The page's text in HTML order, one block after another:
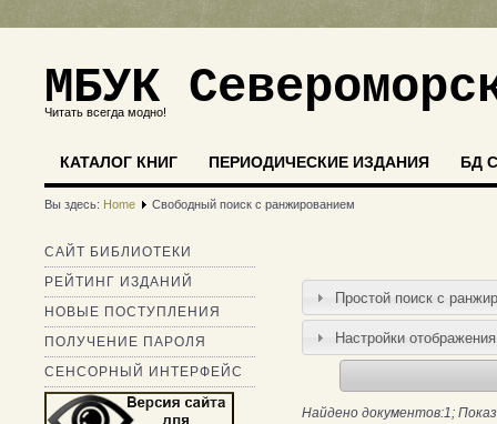
МБУК
Читать всегда модно!
КАТАЛОГ КНИГ ПЕРИОДИЧЕСКИЕ ИЗДАНИЯ БД
Вы здесь: Home Свободный поиск с ранжированием
САЙТ БИБЛИОТЕКИ
РЕЙТИНГ ИЗДАНИЙ
НОВЫЕ ПОСТУПЛЕНИЯ
ПОЛУЧЕНИЕ ПАРОЛЯ
СЕНСОРНЫЙ ИНТЕРФЕЙС
Простой поиск c
Настройки
Найдено документов:1;